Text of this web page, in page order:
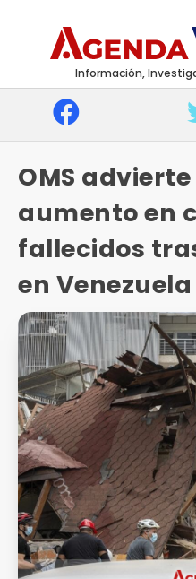
Información,
OMS
aumento en
fallecidos
en Venezuela